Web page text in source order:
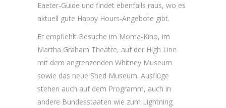
Eaeter-Guide und findet ebenfalls raus, wo es
aktuell gute Happy Hours-Angebote gibt.
Er empfiehlt Besuche im Moma-Kino, im
Martha Graham Theatre, auf der High Line
mit dem angrenzenden Whitney Museum
sowie das neue Shed Museum. Ausflüge
stehen auch auf dem Programm, auch in
andere Bundesstaaten wie zum Lightning